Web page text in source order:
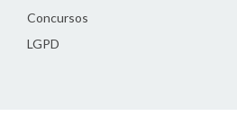
Concursos
LGPD